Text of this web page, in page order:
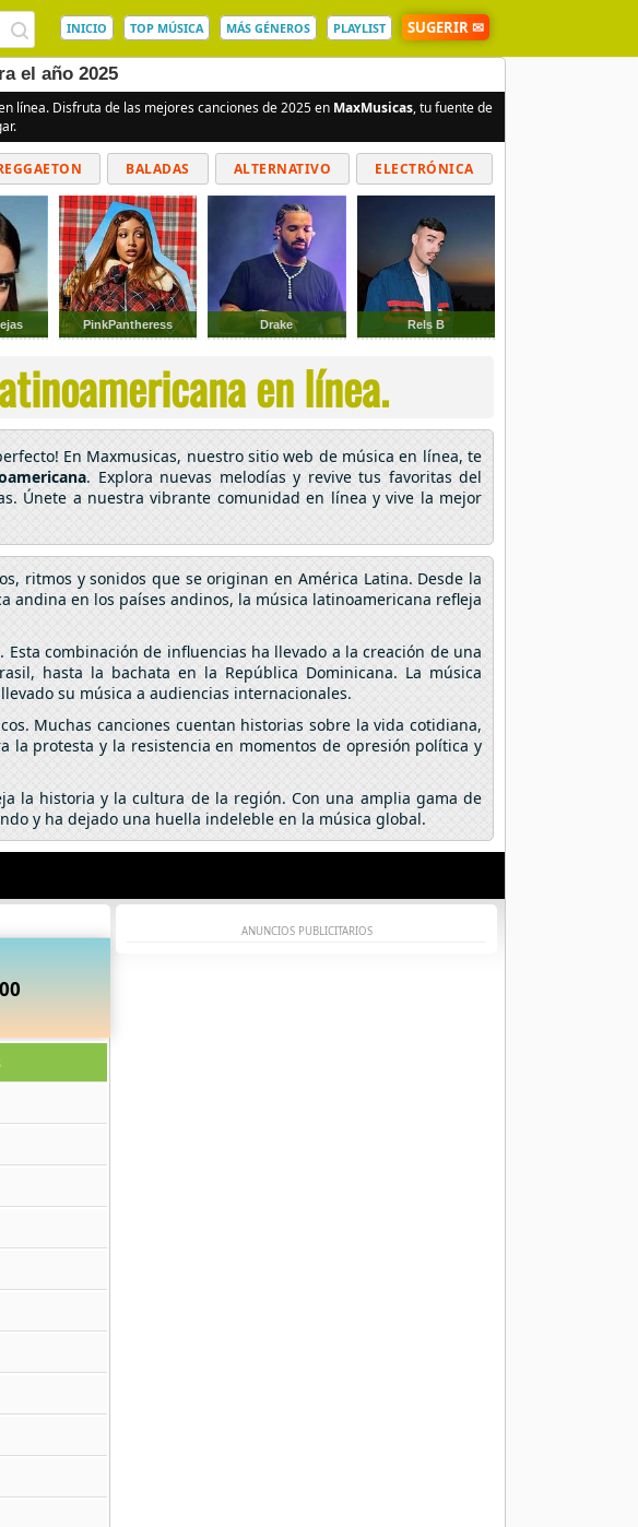
INICIO TOP MÚSICA MÁS GÉNEROS PLAYLIST SUGERIR ✉
el año 2025
línea. Disfruta de las mejores canciones de 2025 en MaxMusicas, tu fuente de
BALADAS ALTERNATIVO ELECTRÓNICA
PinkPantheress Drake Rels B
en línea.
En Maxmusicas, nuestro sitio web de música en línea, te
. Explora nuevas melodías y revive tus favoritas del
Únete a nuestra vibrante comunidad en línea y vive la mejor
ritmos y sonidos que se originan en América Latina. Desde la
andina en los países andinos, la música latinoamericana refleja
combinación de influencias ha llevado a la creación de una
hasta la bachata en la República Dominicana. La música
su música a audiencias internacionales.
Muchas canciones cuentan historias sobre la vida cotidiana,
la protesta y la resistencia en momentos de opresión política y
la historia y la cultura de la región. Con una amplia gama de
y ha dejado una huella indeleble en la música global.
ANUNCIOS PUBLICITARIOS